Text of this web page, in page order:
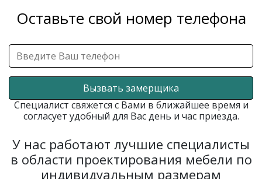
Оставьте свой номер телефона
Вызвать замерщика
Специалист свяжется с Вами в ближайшее время и
согласует удобный для Вас день и час приезда.
У нас работают лучшие специалисты
в области проектирования мебели по
индивидуальным размерам